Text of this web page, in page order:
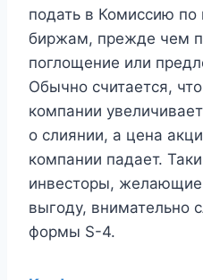
подать в Комиссию
биржам, прежде чем
поглощение или
Обычно считается,
компании
о слиянии, а цена
компании падает.
инвесторы, желающие
выгоду, внимательно
формы S-4.